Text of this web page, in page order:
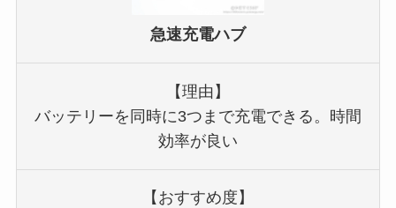
急速充電ハブ
【理由】
バッテリーを同時に3つまで充電できる。時間
効率が良い
【おすすめ度】